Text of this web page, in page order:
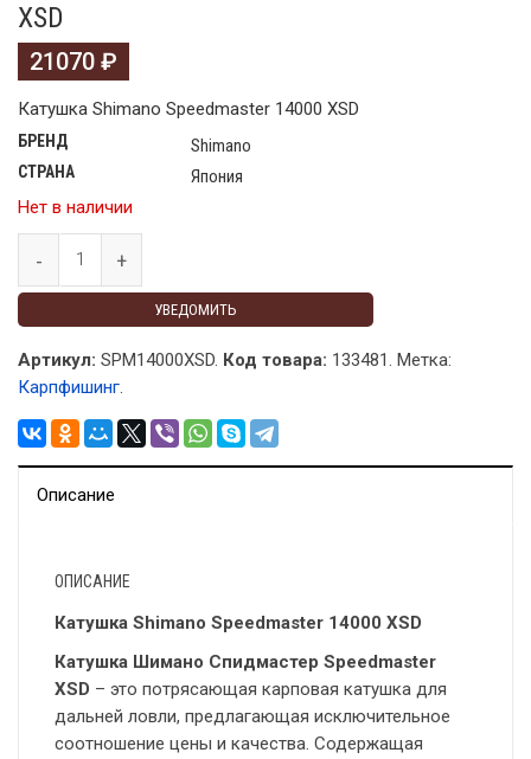
XSD
21070 ₽
Катушка Shimano Speedmaster 14000 XSD
БРЕНД Shimano
СТРАНА
Япония
Нет в наличии
УВЕДОМИТЬ
Артикул: SPM14000XSD. Код товара: 133481. Метка:
Карпфишинг.
Описание
ОПИСАНИЕ
Катушка Shimano Speedmaster 14000 XSD
Катушка Шимано Спидмастер Speedmaster
XSD – это потрясающая карповая катушка для
дальней ловли, предлагающая исключительное
соотношение цены и качества. Содержащая